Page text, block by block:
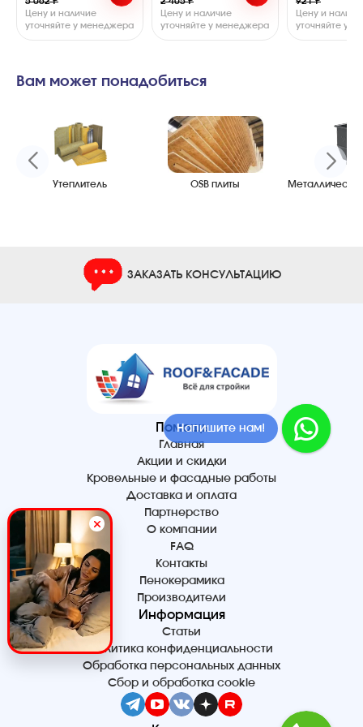
Цену и наличие
уточняйте у менеджера
Цену и наличие
уточняйте у менеджера
Цену и
уточняйте у
Вам может понадобиться
Утеплитель OSB плиты
ЗАКАЗАТЬ КОНСУЛЬТАЦИЮ
Помощь
Главная
Акции и скидки
Кровельные и фасадные работы
Доставка и оплата
Партнерство
О компании
FAQ
Контакты
Пенокерамика
Производители
Информация
Статьи
Политика конфиденциальности
Обработка персональных данных
Сбор и обработка cookie
Напишите нам!